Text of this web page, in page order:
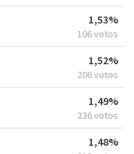
1,53%
106 votos
1,52%
206 votos
1,49%
236 votos
1,48%